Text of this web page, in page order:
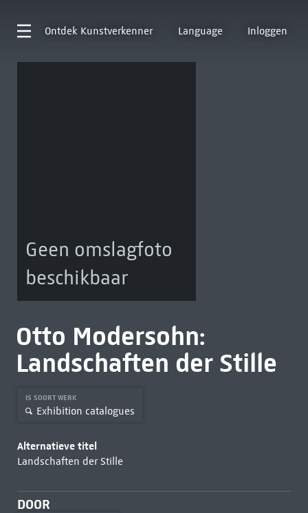
Ontdek Kunstverkenner Language Inloggen
Geen omslagfoto
beschikbaar
Otto Modersohn:
Landschaften der Stille
IS SOORT WERK
Exhibition catalogues
Alternatieve titel
Landschaften der Stille
DOOR